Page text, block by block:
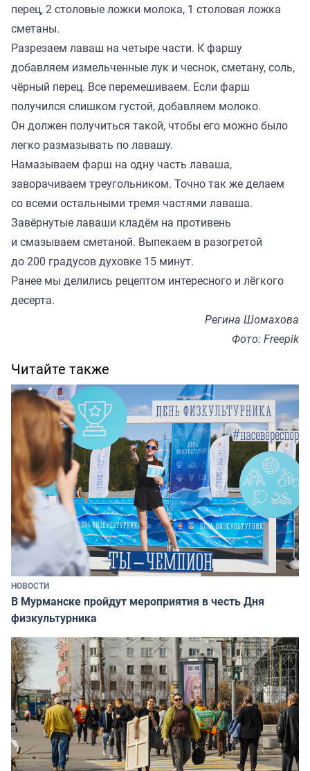
перец, 2 столовые ложки молока, 1 столовая ложка
сметаны.
Разрезаем лаваш на четыре части. К фаршу
добавляем измельченные лук и чеснок, сметану, соль,
чёрный перец. Все перемешиваем. Если фарш
получился слишком густой, добавляем молоко.
Он должен получиться такой, чтобы его можно было
легко размазывать по лавашу.
Намазываем фарш на одну часть лаваша,
заворачиваем треугольником. Точно так же делаем
со всеми остальными тремя частями лаваша.
Завёрнутые лаваши кладём на противень
и смазываем сметаной. Выпекаем в разогретой
до 200 градусов духовке 15 минут.
Ранее мы делились рецептом интересного и лёгкого
десерта.
Регина Шомахова
Фото: Freepik
Читайте также
НОВОСТИ
В Мурманске пройдут мероприятия в честь Дня
физкультурника